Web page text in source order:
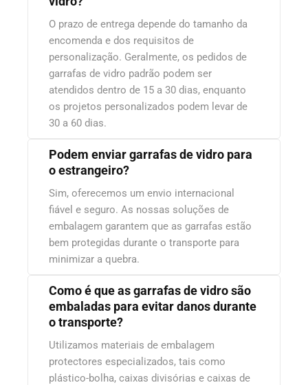
O prazo de entrega depende do tamanho da
encomenda e dos requisitos de
personalização. Geralmente, os pedidos de
garrafas de vidro padrão podem ser
atendidos dentro de 15 a 30 dias, enquanto
os projetos personalizados podem levar de
30 a 60 dias.
Podem enviar garrafas de vidro para
o estrangeiro?
Sim, oferecemos um envio internacional
fiável e seguro. As nossas soluções de
embalagem garantem que as garrafas estão
bem protegidas durante o transporte para
minimizar a quebra.
Como é que as garrafas de vidro são
embaladas para evitar danos durante
o transporte?
Utilizamos materiais de embalagem
protectores especializados, tais como
plástico-bolha, caixas divisórias e caixas de